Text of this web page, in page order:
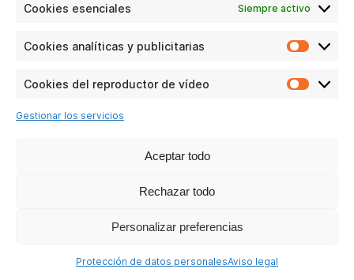
Cookies esenciales Siempre activo
Cookies analíticas y publicitarias
Cookies del reproductor de vídeo
Gestionar los servicios
Aceptar todo
Rechazar todo
Personalizar preferencias
Protección de datos personalesAviso legal
T76